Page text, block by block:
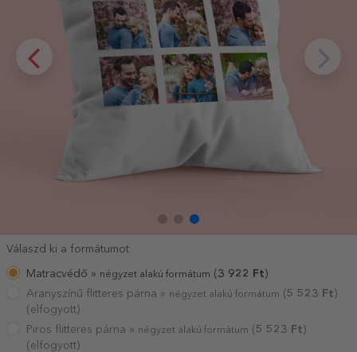
Válaszd ki a formátumot
Matracvédő » négyzet alakú formátum ( 3 922 Ft )
Aranyszínű flitteres párna » négyzet alakú formátum (5 523 Ft )
(elfogyott)
Piros flitteres párna » négyzet alakú formátum (5 523 Ft )
(elfogyott)